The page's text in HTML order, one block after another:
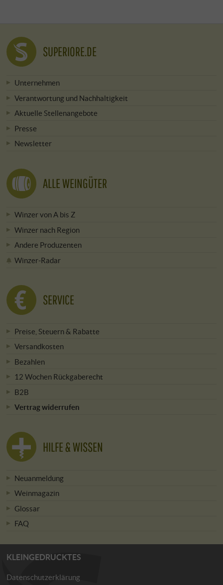
SUPERIORE.DE
Unternehmen
Verantwortung und Nachhaltigkeit
Aktuelle Stellenangebote
Presse
Newsletter
ALLE WEINGÜTER
Winzer von A bis Z
Winzer nach Region
Andere Produzenten
Winzer-Radar
SERVICE
Preise, Steuern & Rabatte
Versandkosten
Bezahlen
12 Wochen Rückgaberecht
B2B
Vertrag widerrufen
HILFE & WISSEN
Neuanmeldung
Weinmagazin
Glossar
FAQ
KLEINGEDRUCKTES
Datenschutzerklärung